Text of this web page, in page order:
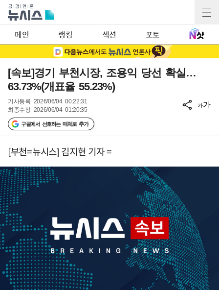
메인 랭킹 섹션 포토
[속보]경기 부천시장, 조용익 당선 확실…
63.73%(개표율 55.23%)
기사등록 2026/06/04 00:22:31
최종수정 2026/06/04 01:20:35
구글에서 선호하는 매체로 추가
가가
[부천=뉴시스] 김지현 기자 =